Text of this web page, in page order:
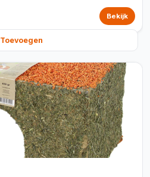
Bekijk
Toevoegen